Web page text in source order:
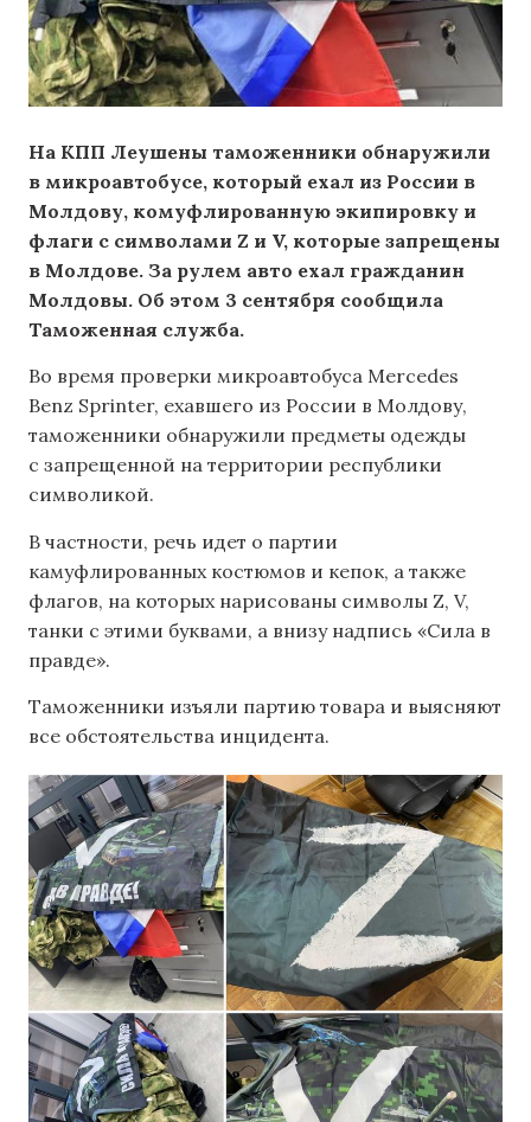
На КПП Леушены таможенники обнаружили
в микроавтобусе, который ехал из России в
Молдову, комуфлированную экипировку и
флаги с символами Z и V, которые запрещены
в Молдове. За рулем авто ехал гражданин
Молдовы. Об этом 3 сентября сообщила
Таможенная служба.
Во время проверки микроавтобуса Mercedes
Benz Sprinter, ехавшего из России в Молдову,
таможенники обнаружили предметы одежды
с запрещенной на территории республики
символикой.
В частности, речь идет о партии
камуфлированных костюмов и кепок, а также
флагов, на которых нарисованы символы Z, V,
танки с этими буквами, а внизу надпись «Сила в
правде».
Таможенники изъяли партию товара и выясняют
все обстоятельства инцидента.